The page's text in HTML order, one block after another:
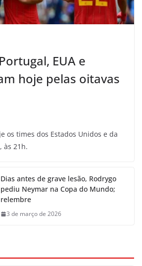
EUA e
hoje pelas oitavas
os times dos Estados Unidos e da
às 21h.
Dias antes de grave lesão, Rodrygo
pediu Neymar na Copa do Mundo;
relembre
3 de março de 2026